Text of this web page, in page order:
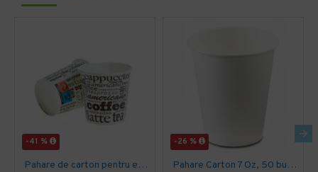
-41 %
Pahare de carton pentru espresso, 4 Oz, 50 buc/set
-26 %
Pahare Carton 7 Oz, 50 buc/set